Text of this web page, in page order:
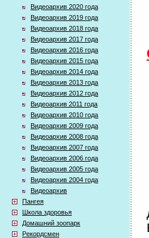
Видеоархив 2020 года
Видеоархив 2019 года
Видеоархив 2018 года
Видеоархив 2017 года
Видеоархив 2016 года
Видеоархив 2015 года
Видеоархив 2014 года
Видеоархив 2013 года
Видеоархив 2012 года
Видеоархив 2011 года
Видеоархив 2010 года
Видеоархив 2009 года
Видеоархив 2008 года
Видеоархив 2007 года
Видеоархив 2006 года
Видеоархив 2005 года
Видеоархив 2004 года
Видеоархив
Пангея
Школа здоровья
Домашний зоопарк
Рекордсмен